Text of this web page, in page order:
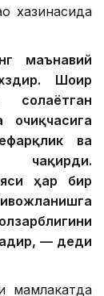
хазинасида
маънавий
Шоир
солаётган
ва
чақирди.
ҳар бир
— деди
мамлакатда